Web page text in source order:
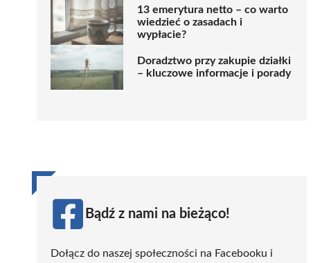
13 emerytura netto – co warto
wiedzieć o zasadach i
wypłacie?
Doradztwo przy zakupie działki
– kluczowe informacje i porady
Bądź z nami na bieżąco!
Dołącz do naszej społeczności na Facebooku i